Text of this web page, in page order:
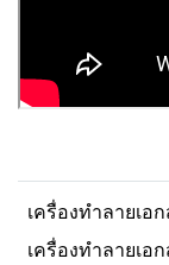
เครื่องทำลายเอ
เครื่องทำลายเอ